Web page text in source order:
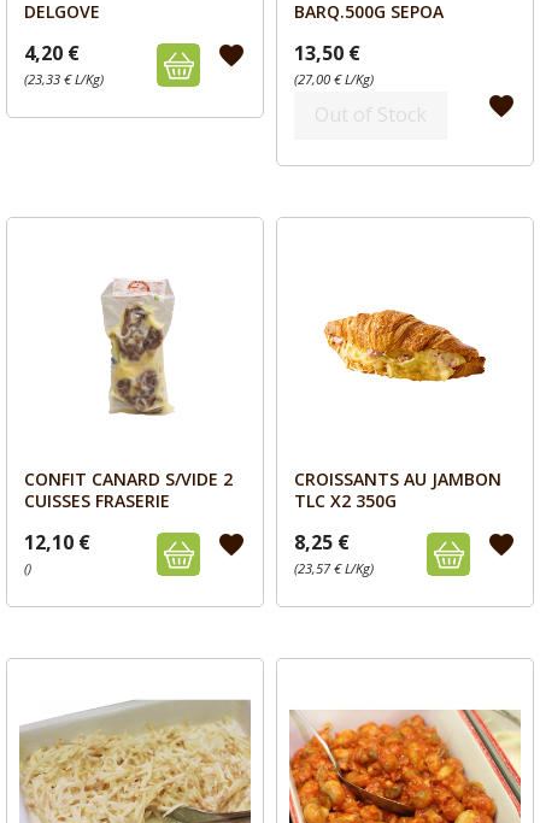
DELGOVE
4,20 €
(23,33 € L/Kg)
favorite
BARQ.500G SEPOA
13,50 €
(27,00 € L/Kg)
Out of Stock favorite
Aperçu
CONFIT CANARD S/VIDE 2
CUISSES FRASERIE
12,10 €
()
favorite
 Aperçu
CROISSANTS AU JAMBON
TLC X2 350G
8,25 €
(23,57 € L/Kg)
favorite